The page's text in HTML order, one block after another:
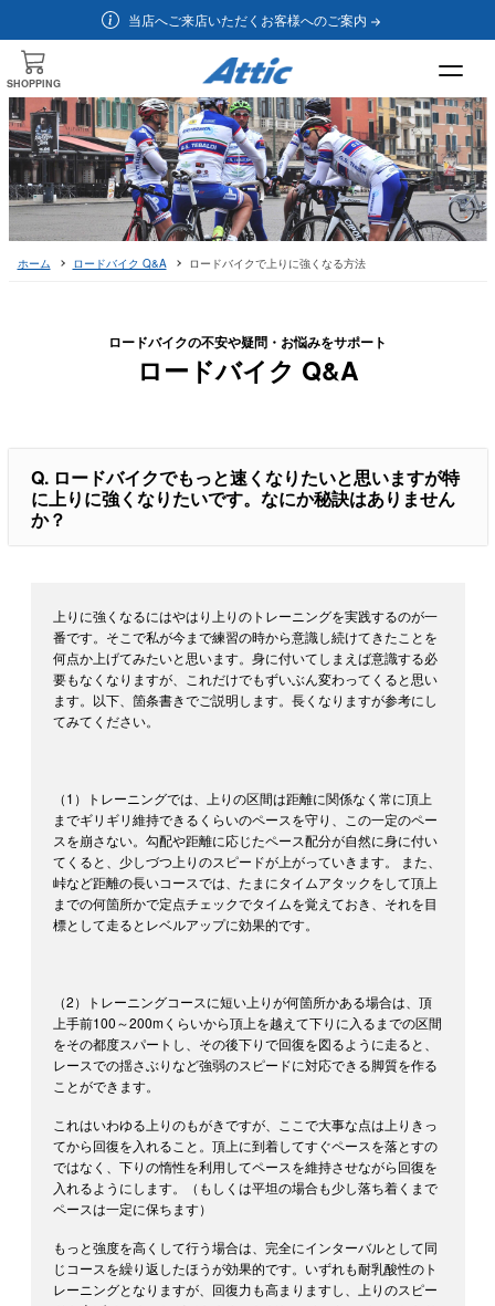
当店へご来店いただくお客様へのご案内
SHOPPING
ホーム ロードバイク Q&A ロードバイクで上りに強くなる方法
ロードバイクの不安や疑問・お悩みをサポート
ロードバイク Q&A
Q. ロードバイクでもっと速くなりたいと思いますが特
に上りに強くなりたいです。なにか秘訣はありません
か？
上りに強くなるにはやはり上りのトレーニングを実践するのが一
番です。そこで私が今まで練習の時から意識し続けてきたことを
何点か上げてみたいと思います。身に付いてしまえば意識する必
要もなくなりますが、これだけでもずいぶん変わってくると思い
ます。以下、箇条書きでご説明します。長くなりますが参考にし
てみてください。
（1）トレーニングでは、上りの区間は距離に関係なく常に頂上
までギリギリ維持できるくらいのペースを守り、この一定のペー
スを崩さない。勾配や距離に応じたペース配分が自然に身に付い
てくると、少しづつ上りのスピードが上がっていきます。 また、
峠など距離の長いコースでは、たまにタイムアタックをして頂上
までの何箇所かで定点チェックでタイムを覚えておき、それを目
標として走るとレベルアップに効果的です。
（2）トレーニングコースに短い上りが何箇所かある場合は、頂
上手前100～200mくらいから頂上を越えて下りに入るまでの区間
をその都度スパートし、その後下りで回復を図るように走ると、
レースでの揺さぶりなど強弱のスピードに対応できる脚質を作る
ことができます。
これはいわゆる上りのもがきですが、ここで大事な点は上りきっ
てから回復を入れること。頂上に到着してすぐペースを落とすの
ではなく、下りの惰性を利用してペースを維持させながら回復を
入れるようにします。（もしくは平坦の場合も少し落ち着くまで
ペースは一定に保ちます）
もっと強度を高くして行う場合は、完全にインターバルとして同
じコースを繰り返したほうが効果的です。いずれも耐乳酸性のト
レーニングとなりますが、回復力も高まりますし、上りのスピー